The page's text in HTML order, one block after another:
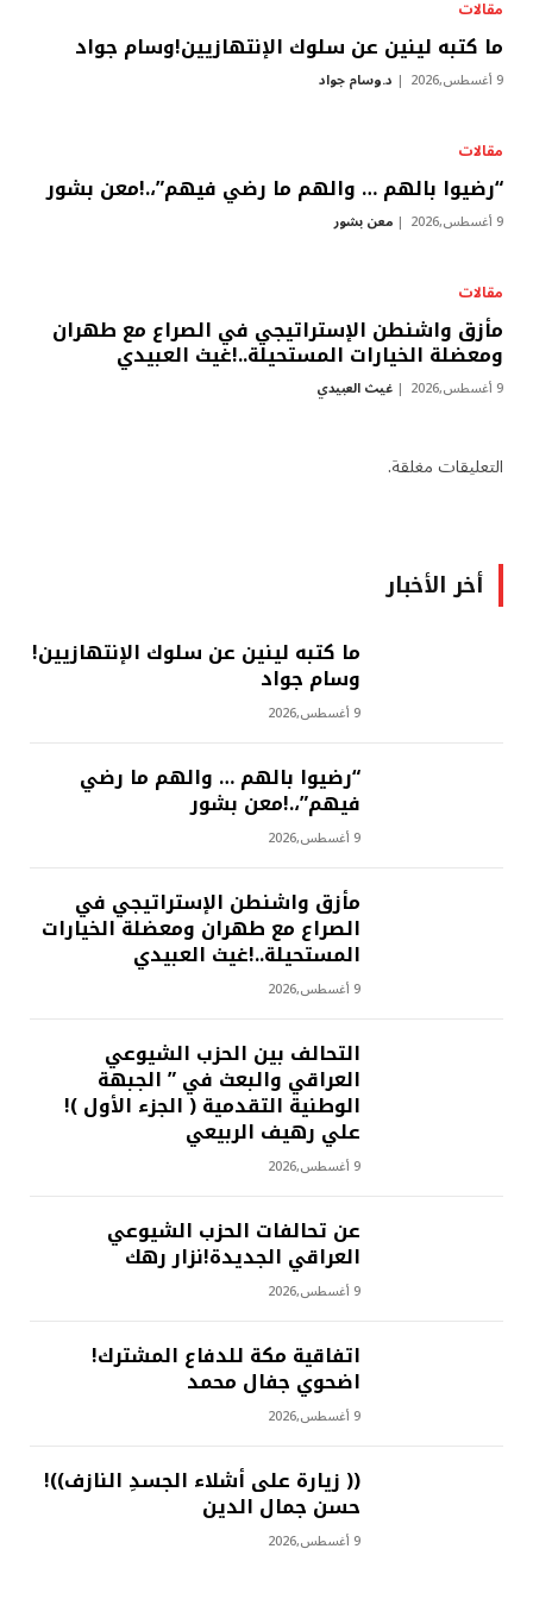
مقالات
ما كتبه لينين عن سلوك الإنتهازيين!وسام جواد
9 أغسطس,2026 د.وسام جواد
مقالات
“رضيوا بالهم … والهم ما رضي فيهم”،.!معن بشور
9 أغسطس,2026 معن بشور
مقالات
مأزق واشنطن الإستراتيجي في الصراع مع طهران
ومعضلة الخيارات المستحيلة..!غيث العبيدي
9 أغسطس,2026 غيث العبيدي
التعليقات مغلقة.
أخر الأخبار
ما كتبه لينين عن سلوك الإنتهازيين!
وسام جواد
9 أغسطس,2026
“رضيوا بالهم … والهم ما رضي
فيهم”،.!معن بشور
9 أغسطس,2026
مأزق واشنطن الإستراتيجي في
الصراع مع طهران ومعضلة الخيارات
المستحيلة..!غيث العبيدي
9 أغسطس,2026
التحالف بين الحزب الشيوعي
العراقي والبعث في ” الجبهة
الوطنية التقدمية ( الجزء الأول )!
علي رهيف الربيعي
9 أغسطس,2026
عن تحالفات الحزب الشيوعي
العراقي الجديدة!نزار رهك
9 أغسطس,2026
اتفاقية مكة للدفاع المشترك!
اضحوي جفال محمد
9 أغسطس,2026
(( زيارة على أشلاء الجسدِ النازف))!
حسن جمال الدين
9 أغسطس,2026